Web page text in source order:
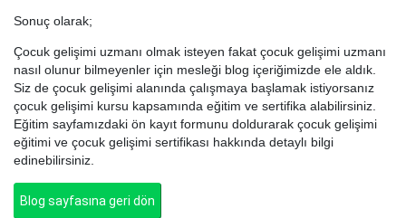
Sonuç olarak;
Çocuk gelişimi uzmanı olmak isteyen fakat çocuk gelişimi uzmanı
nasıl olunur bilmeyenler için mesleği blog içeriğimizde ele aldık.
Siz de çocuk gelişimi alanında çalışmaya başlamak istiyorsanız
çocuk gelişimi kursu kapsamında eğitim ve sertifika alabilirsiniz.
Eğitim sayfamızdaki ön kayıt formunu doldurarak çocuk gelişimi
eğitimi ve çocuk gelişimi sertifikası hakkında detaylı bilgi
edinebilirsiniz.
Blog sayfasına geri dön